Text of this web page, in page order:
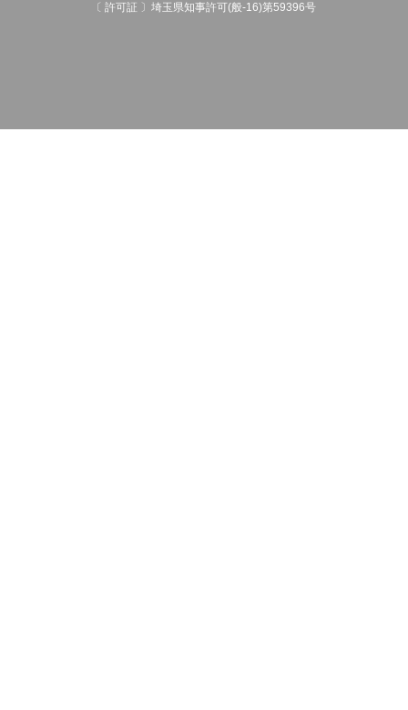
〔 許可証 〕埼玉県知事許可(般-16)第59396号